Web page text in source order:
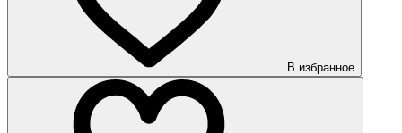
В избранное